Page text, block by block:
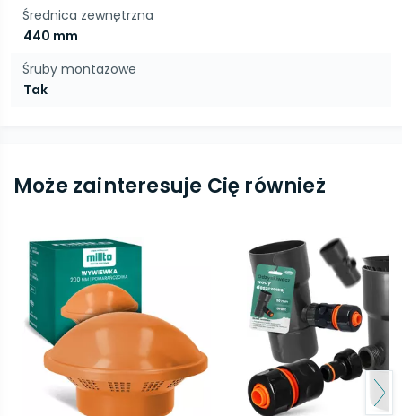
Średnica zewnętrzna
440 mm
Śruby montażowe
Tak
Może zainteresuje Cię również